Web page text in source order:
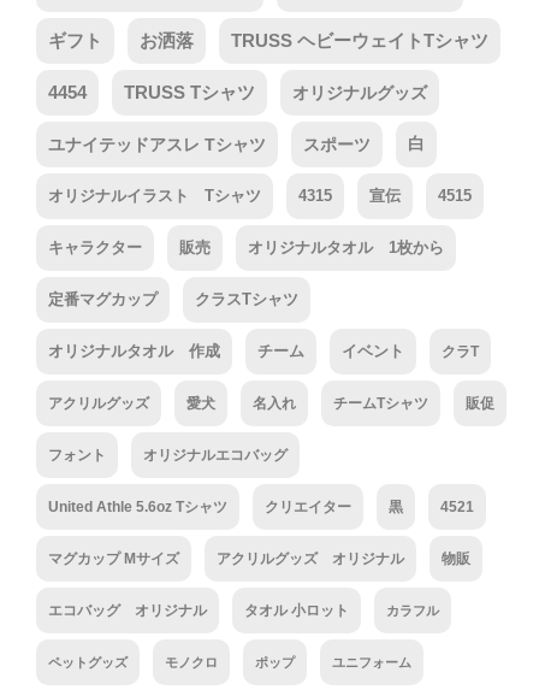
ギフト お洒落 TRUSS ヘビーウェイトTシャツ
4454 TRUSS Tシャツ オリジナルグッズ
ユナイテッドアスレ Tシャツ スポーツ 白
オリジナルイラスト Tシャツ 4315 宣伝 4515
キャラクター 販売 オリジナルタオル 1枚から
定番マグカップ クラスTシャツ
オリジナルタオル 作成 チーム イベント クラT
アクリルグッズ 愛犬 名入れ チームTシャツ 販促
フォント オリジナルエコバッグ
United Athle 5.6oz Tシャツ クリエイター 黒 4521
マグカップ Mサイズ アクリルグッズ オリジナル 物販
エコバッグ オリジナル タオル 小ロット カラフル
ペットグッズ モノクロ ポップ ユニフォーム